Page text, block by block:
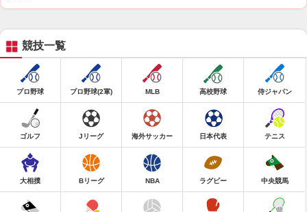
競技一覧
プロ野球 プロ野球(2軍) MLB 高校野球 侍ジャパン
ゴルフ Jリーグ 海外サッカー 日本代表 テニス
大相撲 Bリーグ NBA ラグビー 中央競馬